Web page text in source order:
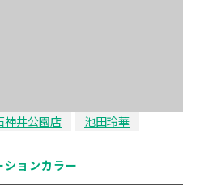
神井公園店 池田玲華
ョンカラー